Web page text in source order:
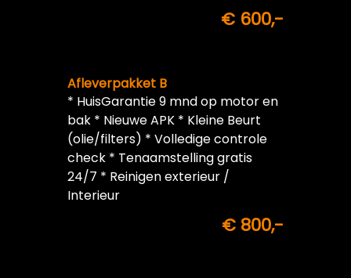
€ 600,-
Afleverpakket B
* HuisGarantie 9 mnd op motor en
bak * Nieuwe APK * Kleine Beurt
(olie/filters) * Volledige controle
check * Tenaamstelling gratis
24/7 * Reinigen exterieur /
Interieur
€ 800,-